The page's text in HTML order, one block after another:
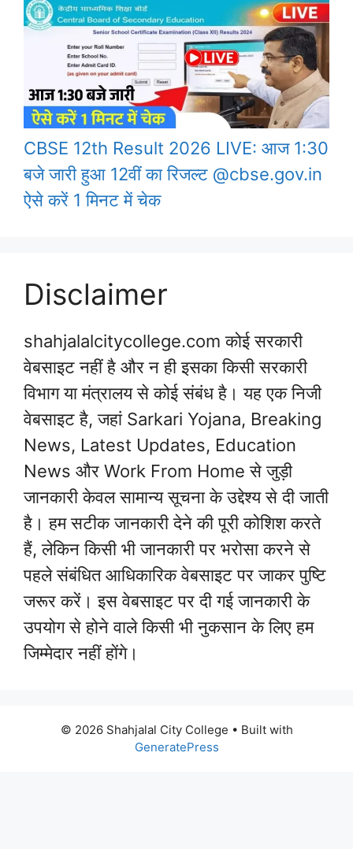
CBSE 12th Result 2026 LIVE: आज 1:30
बजे जारी हुआ 12वीं का रिजल्ट @cbse.gov.in
ऐसे करें 1 मिनट में चेक
Disclaimer
shahjalalcitycollege.com कोई सरकारी
वेबसाइट नहीं है और न ही इसका किसी सरकारी
विभाग या मंत्रालय से कोई संबंध है। यह एक निजी
वेबसाइट है, जहां Sarkari Yojana, Breaking
News, Latest Updates, Education
News और Work From Home से जुड़ी
जानकारी केवल सामान्य सूचना के उद्देश्य से दी जाती
है। हम सटीक जानकारी देने की पूरी कोशिश करते
हैं, लेकिन किसी भी जानकारी पर भरोसा करने से
पहले संबंधित आधिकारिक वेबसाइट पर जाकर पुष्टि
जरूर करें। इस वेबसाइट पर दी गई जानकारी के
उपयोग से होने वाले किसी भी नुकसान के लिए हम
जिम्मेदार नहीं होंगे।
© 2026 Shahjalal City College • Built with
GeneratePress